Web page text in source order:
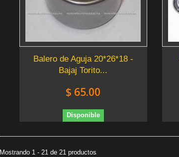
Balero de Aguja 20*26*18 -
Bajaj Torito...
$ 65.00
Disponible
Mostrando 1 - 21 de 21 productos